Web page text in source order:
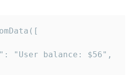
"User balance: $56",